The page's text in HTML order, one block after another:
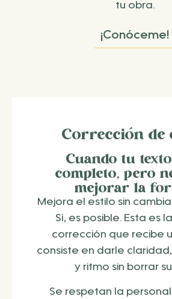
tu obra.
¡Conóceme!
Corrección de
Cuando tu
completo, pero
mejorar la
Mejora el estilo sin
Sí, es posible. Esta es
corrección que recibe
consiste en darle
y ritmo sin borrar
Se respetan la